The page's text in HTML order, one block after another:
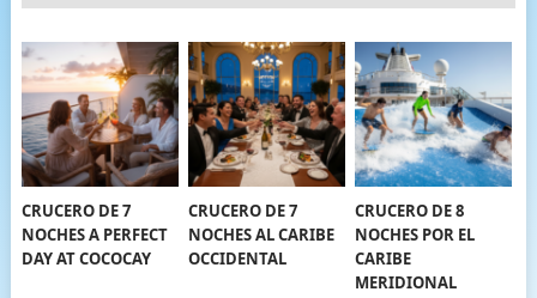
CRUCERO DE 7
NOCHES A PERFECT
DAY AT COCOCAY
CRUCERO DE 7
NOCHES AL CARIBE
OCCIDENTAL
CRUCERO DE 8
NOCHES POR EL
CARIBE
MERIDIONAL